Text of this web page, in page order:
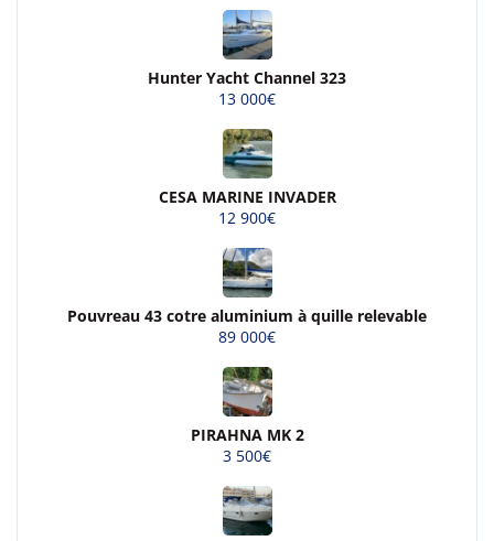
Hunter Yacht Channel 323
13 000€
CESA MARINE INVADER
12 900€
Pouvreau 43 cotre aluminium à quille relevable
89 000€
PIRAHNA MK 2
3 500€